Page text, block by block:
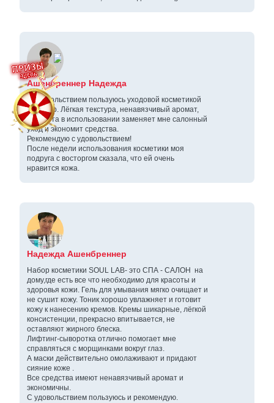
Ашенбреннер Надежда
С удовольствием пользуюсь уходовой косметикой
Soul Lab. Лёгкая текстура, ненавязчивый аромат,
простота в использовании заменяет мне салонный
уход и экономит средства.
Рекомендую с удовольствием!
После недели использования косметики моя
подруга с восторгом сказала, что ей очень
нравится кожа.
Надежда Ашенбреннер
Набор косметики SOUL LAB- это СПА - САЛОН на
дому,где есть все что необходимо для красоты и
здоровья кожи. Гель для умывания мягко очищает и
не сушит кожу. Тоник хорошо увлажняет и готовит
кожу к нанесению кремов. Кремы шикарные, лёгкой
консистенции, прекрасно впитывается, не
оставляют жирного блеска.
Лифтинг-сыворотка отлично помогает мне
справляться с морщинками вокруг глаз.
А маски действительно омолаживают и придают
сияние коже .
Все средства имеют ненавязчивый аромат и
экономичны.
С удовольствием пользуюсь и рекомендую.